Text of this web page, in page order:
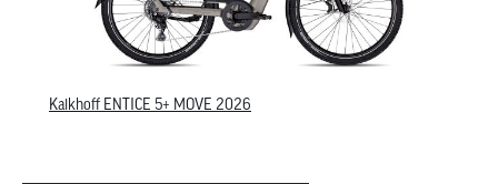
Kalkhoff ENTICE 5+ MOVE 2026